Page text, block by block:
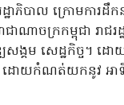
ាភិបាល ក្រោមការ
ណាចក្រកម្ពុជា រាជ
ឍសង្គម សេដ្ឋកិច្ច។
ោយកំណត់យកនូវ អាទិ